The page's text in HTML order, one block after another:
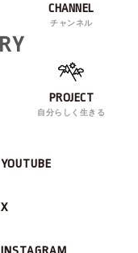
CHANNEL
チャンネル
PROJECT
自分らしく生きる
YOUTUBE
X